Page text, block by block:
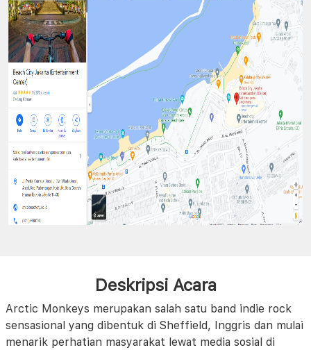
Deskripsi Acara
Arctic Monkeys merupakan salah satu band indie rock
sensasional yang dibentuk di Sheffield, Inggris dan mulai
menarik perhatian masyarakat lewat media sosial di